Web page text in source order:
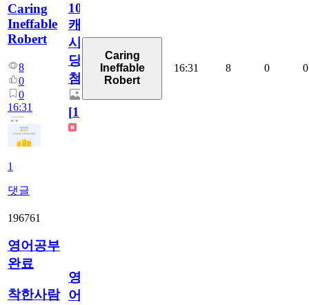
Caring
Ineffable
Robert
8
0
0
16:31
1
댓글
100
캐
시
당
첨
[1]
Caring
Ineffable
Robert
16:31 8 0 0
196761
영어공부
완료
착한사람
영
어